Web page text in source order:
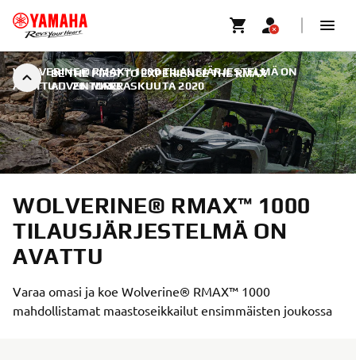
BE THE FIRST TO EXPERIENCE THE RMAX
ADVENTURE!
WOLVERINE® RMAX™ 1000 TILAUSJÄRJESTELMÄ ON
AVATTU | 26. MARRASKUUTA 2020
WOLVERINE® RMAX™ 1000
TILAUSJÄRJESTELMÄ ON
AVATTU
Varaa omasi ja koe Wolverine® RMAX™ 1000
mahdollistamat maastoseikkailut ensimmäisten joukossa